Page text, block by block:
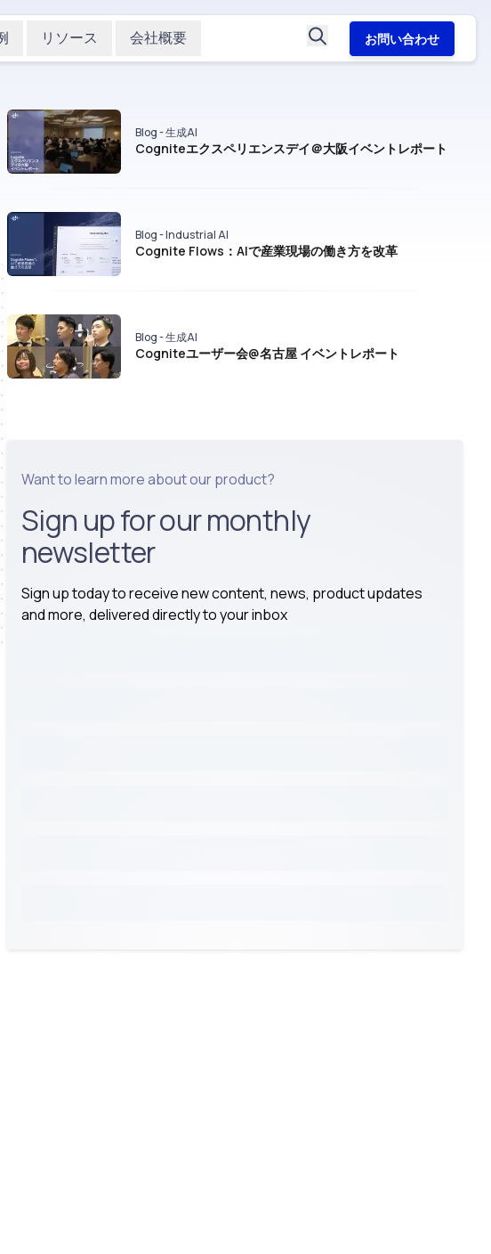
リソース 会社概要 お問い合わせ
Blog - 生成AI
Cogniteエクスペリエンスデイ＠大阪イベントレポート
Blog - Industrial AI
Cognite Flows：AIで産業現場の働き方を改革
Blog - 生成AI
Cogniteユーザー会@名古屋 イベントレポート
Want to learn more about our product?
Sign up for our monthly
newsletter
Sign up today to receive new content, news, product updates
and more, delivered directly to your inbox